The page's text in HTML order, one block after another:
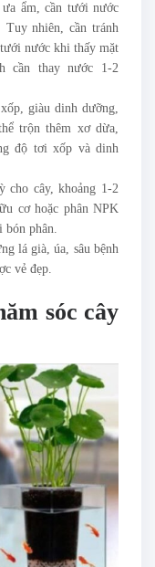
ẩm, cần tưới nước
nhiên, cần tránh
nước khi thấy mặt
cần thay nước 1-2
giàu dinh dưỡng,
trộn thêm xơ dừa,
độ tơi xốp và dinh
cho cây, khoảng 1-2
cơ hoặc phân NPK
bón phân.
lá già, úa, sâu bệnh
vẻ đẹp.
sóc cây